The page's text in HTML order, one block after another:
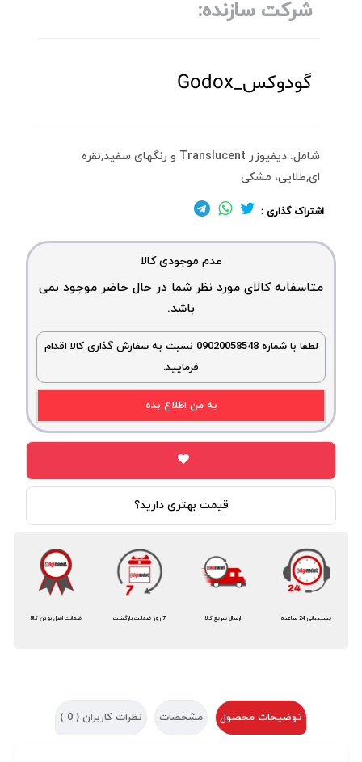
شرکت سازنده:
گودوکس_Godox
شامل: دیفیوزر Translucent و رنگهای سفید,نقره
ای,طلایی، مشکی
اشتراک گذاری :
عدم موجودی کالا
متاسفانه کالای مورد نظر شما در حال حاضر موجود نمی
باشد.
لطفا با شماره 09020058548 نسبت به سفارش گذاری کالا اقدام
فرمایید.
به من اطلاع بده
قیمت بهتری دارید؟
ضمانت اصل بودن کالا 7 روز ضمانت بازگشت ارسال سریع کالا پشتیبانی 24 ساعته
توضیحات محصول مشخصات نظرات کاربران ( 0
)